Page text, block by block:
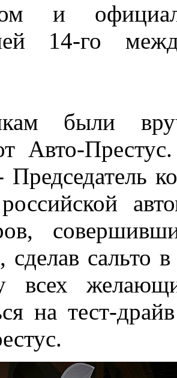
и
14-го
были
Авто-
сделав сальто
всех
на тест-